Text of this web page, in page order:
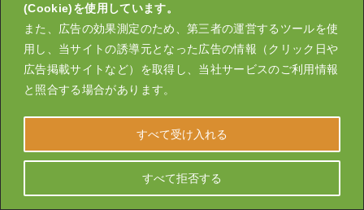
(Cookie)を使用しています。
また、広告の効果測定のため、第三者の運営するツールを使
用し、当サイトの誘導元となった広告の情報（クリック日や
広告掲載サイトなど）を取得し、当社サービスのご利用情報
と照合する場合があります。
すべて拒否する
すべて受け入れる
鈴木孝一
小学生むけ
オンライン塾一覧
オンライン塾一覧
高校生むけ
オンライン塾一覧